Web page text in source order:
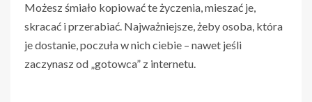
Możesz śmiało kopiować te życzenia, mieszać je,
skracać i przerabiać. Najważniejsze, żeby osoba, która
je dostanie, poczuła w nich ciebie – nawet jeśli
zaczynasz od „gotowca” z internetu.